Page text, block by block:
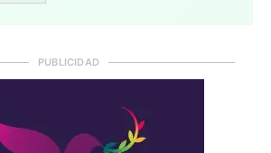
PUBLICIDAD